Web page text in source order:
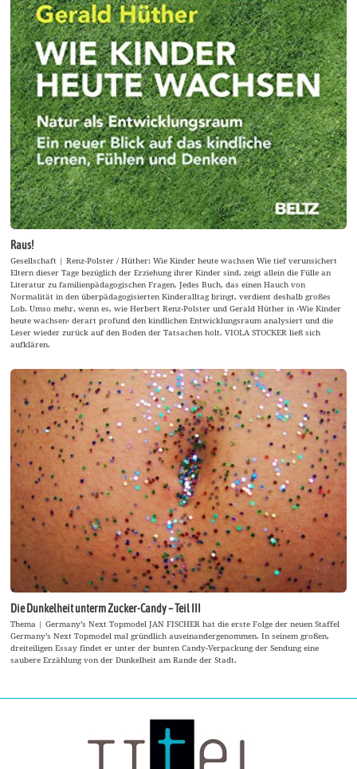
Raus!
Gesellschaft | Renz-Polster / Hüther: Wie Kinder heute wachsen Wie tief verunsichert
Eltern dieser Tage bezüglich der Erziehung ihrer Kinder sind, zeigt allein die Fülle an
Literatur zu familienpädagogischen Fragen. Jedes Buch, das einen Hauch von
Normalität in den überpädagogisierten Kinderalltag bringt, verdient deshalb großes
Lob. Umso mehr, wenn es, wie Herbert Renz-Polster und Gerald Hüther in ›Wie Kinder
heute wachsen‹ derart profund den kindlichen Entwicklungsraum analysiert und die
Leser wieder zurück auf den Boden der Tatsachen holt. VIOLA STOCKER ließ sich
aufklären.
Die Dunkelheit unterm Zucker-Candy – Teil III
Thema | Germany’s Next Topmodel JAN FISCHER hat die erste Folge der neuen Staffel
Germany’s Next Topmodel mal gründlich auseinandergenommen. In seinem großen,
dreiteiligen Essay findet er unter der bunten Candy-Verpackung der Sendung eine
saubere Erzählung von der Dunkelheit am Rande der Stadt.